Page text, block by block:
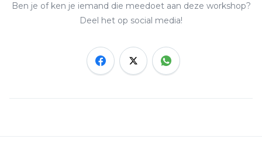
Ben je of ken je iemand die meedoet aan deze workshop?
Deel het op social media!